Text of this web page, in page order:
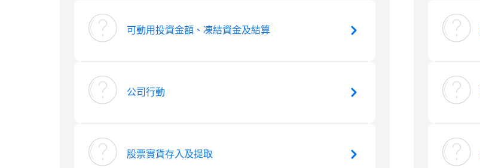
可動用投資金額、凍結資金及結算
公司行動
股票實貨存入及提取